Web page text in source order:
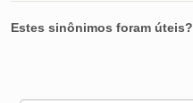
Estes sinônimos foram úteis?